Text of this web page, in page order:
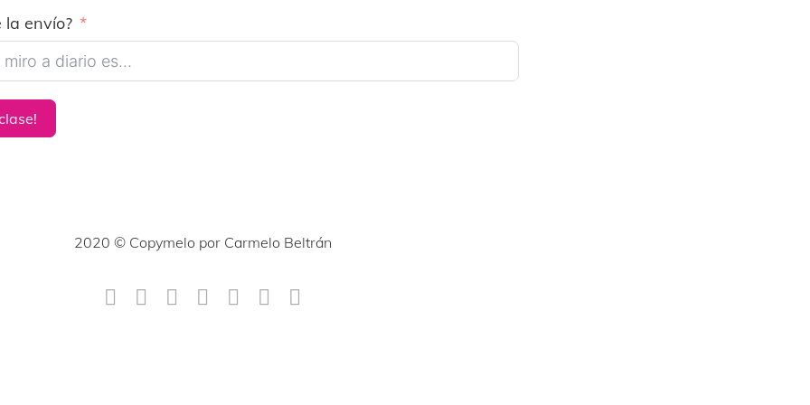
la envío?
2020 © Copymelo por Carmelo Beltrán